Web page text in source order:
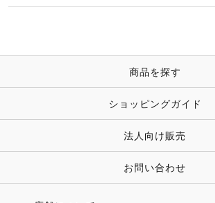
時計・財布・キーケース・革小物
キーホルダー・チャーム・ストラップ
ピン・ブローチ・コサージュ
その他 アクセサリー
商品を探す
ショッピングガイド
法人向け販売
お問い合わせ